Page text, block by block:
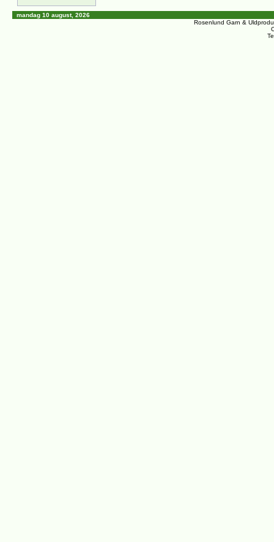
mandag 10 august, 2026
Rosenlund Garn &